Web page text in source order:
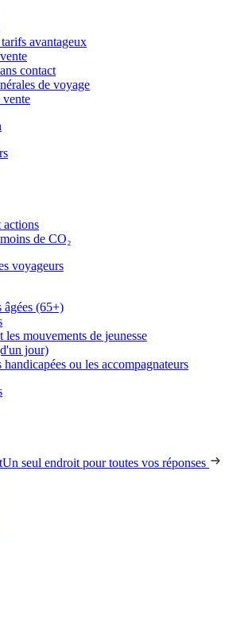
avantageux
contact
de voyage
actions
de CO₂
voyageurs
âgées (65+)
les mouvements de jeunesse
jour)
handicapées ou les accompagnateurs
Un seul endroit pour toutes vos réponses